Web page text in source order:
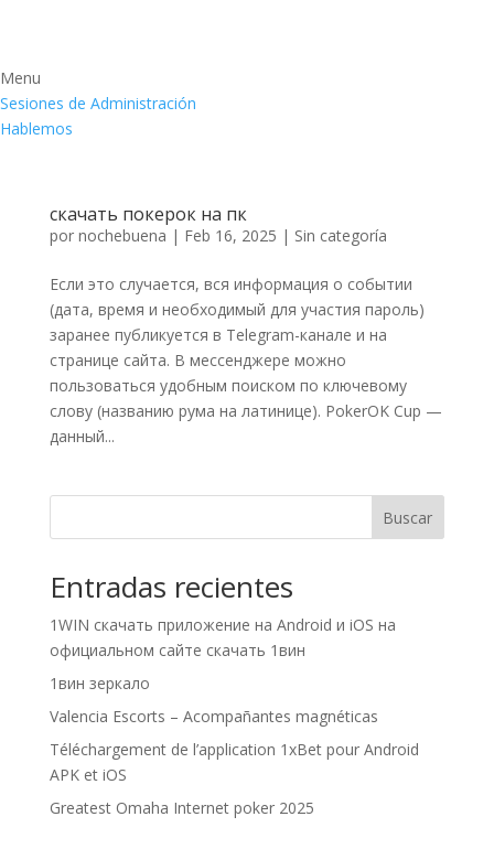
Menu
Sesiones de Administración
Hablemos
скачать покерок на пк
por nochebuena | Feb 16, 2025 | Sin categoría
Если это случается, вся информация о событии
(дата, время и необходимый для участия пароль)
заранее публикуется в Telegram-канале и на
странице сайта. В мессенджере можно
пользоваться удобным поиском по ключевому
слову (названию рума на латинице). PokerOK Cup —
данный...
Buscar
Entradas recientes
1WIN скачать приложение на Android и iOS на
официальном сайте скачать 1вин
1вин зеркало
Valencia Escorts – Acompañantes magnéticas
Téléchargement de l’application 1xBet pour Android
APK et iOS
Greatest Omaha Internet poker 2025